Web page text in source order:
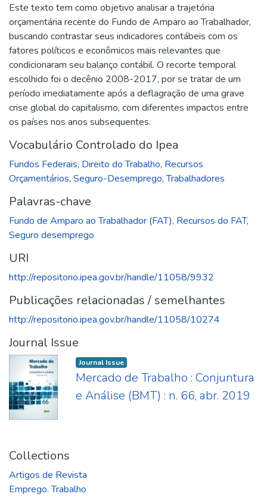
Este texto tem como objetivo analisar a trajetória
orçamentária recente do Fundo de Amparo ao Trabalhador,
buscando contrastar seus indicadores contábeis com os
fatores políticos e econômicos mais relevantes que
condicionaram seu balanço contábil. O recorte temporal
escolhido foi o decênio 2008-2017, por se tratar de um
período imediatamente após a deflagração de uma grave
crise global do capitalismo, com diferentes impactos entre
os países nos anos subsequentes.
Vocabulário Controlado do Ipea
Fundos Federais, Direito do Trabalho, Recursos
Orçamentários, Seguro-Desemprego,Trabalhadores
Palavras-chave
Fundo de Amparo ao Trabalhador (FAT), Recursos do FAT,
Seguro desemprego
URI
http://repositorio.ipea.gov.br/handle/11058/9932
Publicações relacionadas / semelhantes
http://repositorio.ipea.gov.br/handle/11058/10274
Journal Issue
Journal Issue
Mercado de Trabalho : Conjuntura
e Análise (BMT) : n. 66, abr. 2019
Collections
Artigos de Revista
Emprego. Trabalho